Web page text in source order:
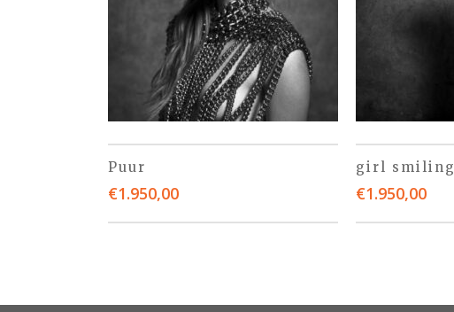
Puur
€1.950,00
girl smiling
€1.950,00